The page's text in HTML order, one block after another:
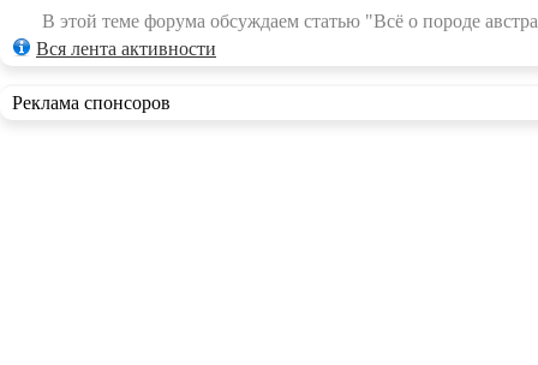
В этой теме форума обсуждаем статью "Всё о породе
Вся лента активности
Реклама спонсоров